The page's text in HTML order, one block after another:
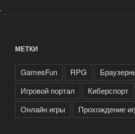
.
МЕТКИ
GamesFun RPG
Игровой портал
Киберспорт
Онлайн игры
Прохождение